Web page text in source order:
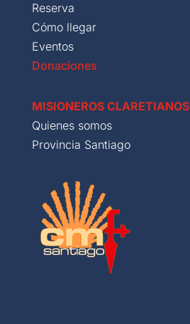
Reserva
Cómo llegar
Eventos
Donaciones
MISIONEROS CLARETIANOS
Quienes somos
Provincia Santiago